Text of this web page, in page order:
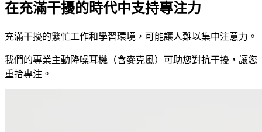
在充滿干擾的時代中支持專注力
充滿干擾的繁忙工作和學習環境，可能讓人難以集中注意力。
我們的專業主動降噪耳機（含麥克風）可助您對抗干擾，讓您
重拾專注。